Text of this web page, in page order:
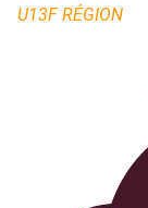
U13F RÉGION